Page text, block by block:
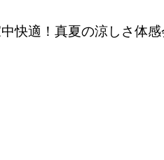
快適！真夏の涼しさ体感